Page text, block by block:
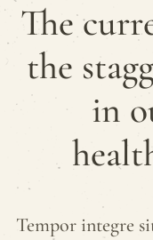
The
the
in
Tempor integre